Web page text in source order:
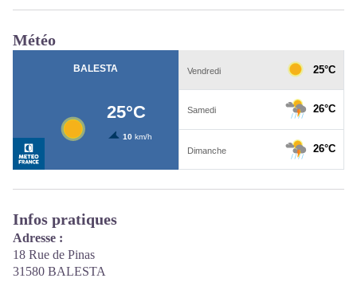
Météo
Infos pratiques
Adresse :
18 Rue de Pinas
31580 BALESTA